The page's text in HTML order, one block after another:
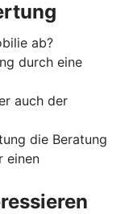
ab?
durch eine
auch der
die Beratung
einen